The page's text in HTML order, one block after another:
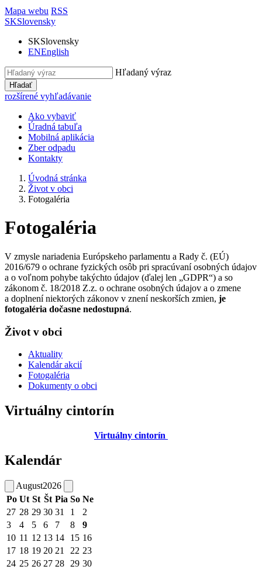
Mapa webu RSS
SKSlovensky
SKSlovensky
ENEnglish
Hľadaný výraz
Hľadať
rozšírené vyhľadávanie
Ako vybaviť
Úradná tabuľa
Mobilná aplikácia
Zber odpadu
Kontakty
Úvodná stránka
Život v obci
Fotogaléria
Fotogaléria
V zmysle nariadenia Európskeho parlamentu a Rady č. (EÚ)
2016/679 o ochrane fyzických osôb pri spracúvaní osobných údajov
a o voľnom pohybe takýchto údajov (ďalej len „GDPR“) a so
zákonom č. 18/2018 Z.z. o ochrane osobných údajov a o zmene
a doplnení niektorých zákonov v znení neskorších zmien, je
fotogaléria dočasne nedostupná.
Život v obci
Aktuality
Kalendár akcií
Fotogaléria
Dokumenty o obci
Virtuálny cintorín
Virtuálny cintorín
Kalendár
August2026
Po Ut St Št Pia So Ne
27 28 29 30 31 1
2
3
4 5 6 7 8
9
10 11 12 13 14 15 16
17 18 19 20 21 22 23
24 25 26 27 28 29 30